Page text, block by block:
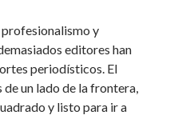
profesionalismo y
editores han
periodísticos. El
un lado de la frontera,
y listo para ir a